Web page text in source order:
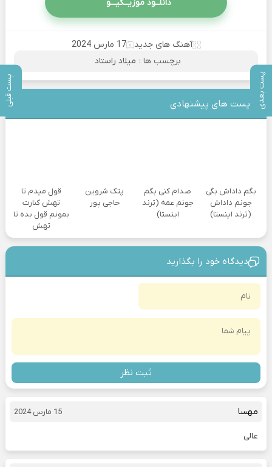
پست بعدی پست قبلی
دانلــود موزیــکیـــو
آهنگ های جدید
17 مارس 2024
برچسب ها : میلاد راستاد
پست های پیشنهادی
بگم داداش بگی
جونم داداش
(ترند اینستا)
صدام کنی بگم
جونم عمه (ترند
اینستا)
پتک شروین
حاجی پور
قول میدم تا
تهش کنارت
بمونم قول بده تا
تهش
دیدگاه خود را بگذارید
ثبت نظر
مهسا 15 مارس 2024
عالی